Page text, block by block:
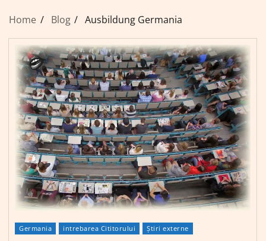
Home Blog Ausbildung Germania
Germania intrebarea Cititorului Știri externe